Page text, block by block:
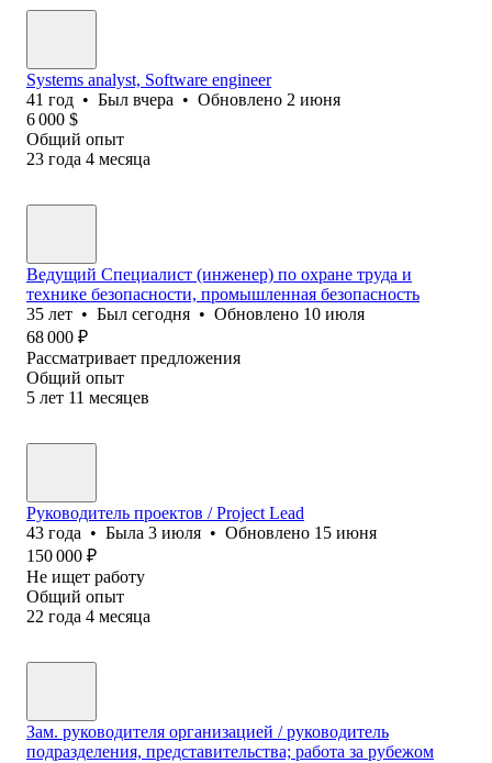
Systems analyst, Software еngineer
41 год • Был вчера • Обновлено 2 июня
6 000 $
Общий опыт
23 года 4 месяца
Ведущий Специалист (инженер) по охране труда и
технике безопасности, промышленная безопасность
35 лет • Был сегодня • Обновлено 10 июля
68 000 ₽
Рассматривает предложения
Общий опыт
5 лет 11 месяцев
Руководитель проектов / Project Lead
43 года • Была 3 июля • Обновлено 15 июня
150 000 ₽
Не ищет работу
Общий опыт
22 года 4 месяца
Зам. руководителя организацией / руководитель
подразделения, представительства; работа за рубежом